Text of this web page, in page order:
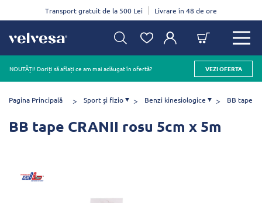
Transport gratuit de la 500 Lei Livrare în 48 de ore
NOUTĂȚI! Doriți să aflați ce am mai adăugat în ofertă? VEZI OFERTA
Pagina Principală Sport și fizio Benzi kinesiologice BB tape
BB tape CRANII rosu 5cm x 5m